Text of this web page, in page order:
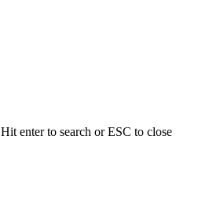
Hit enter to search or ESC to close